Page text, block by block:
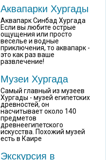
Аквапарки Хургады
Аквапарк Синбад Хургада
Если вы любите острые
ощущения или просто
веселье и водные
приключения, то аквапарк -
это как раз ваше
развлечение!
Музеи Хургада
Самый главный из музеев
Хургады - музей египетских
древностей, он
насчитывает около 140
предметов
древнеегипетского
искусства. Похожий музей
есть в Каире
Экскурсия в